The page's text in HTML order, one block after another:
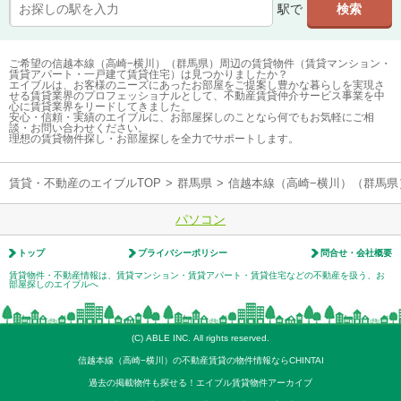
駅で
ご希望の信越本線（高崎−横川）（群馬県）周辺の賃貸物件（賃貸マンション・
賃貸アパート・一戸建て賃貸住宅）は見つかりましたか？
エイブルは、お客様のニーズにあったお部屋をご提案し豊かな暮らしを実現さ
せる賃貸業界のプロフェッショナルとして、不動産賃貸仲介サービス事業を中
心に賃貸業界をリードしてきました。
安心・信頼・実績のエイブルに、お部屋探しのことなら何でもお気軽にご相
談・お問い合わせください。
理想の賃貸物件探し・お部屋探しを全力でサポートします。
賃貸・不動産のエイブルTOP > 群馬県 > 信越本線（高崎−横川）（群馬
パソコン
トップ プライバシーポリシー 問合せ・会社概要
賃貸物件・不動産情報は、賃貸マンション・賃貸アパート・賃貸住宅などの不動産を扱う、お
部屋探しのエイブルへ
(C) ABLE INC. All rights reserved.
信越本線（高崎−横川）の不動産賃貸の物件情報ならCHINTAI
過去の掲載物件も探せる！エイブル賃貸物件アーカイブ